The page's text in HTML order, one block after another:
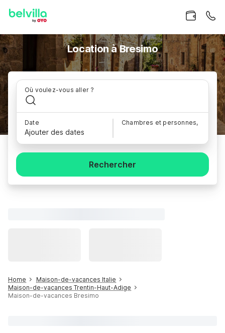
Location à Bresimo
Où voulez-vous aller ?
Date
Ajouter des dates
Chambres et personnes,
Rechercher
Home
Maison-de-vacances Italie
Maison-de-vacances Trentin-Haut-Adige
Maison-de-vacances Bresimo